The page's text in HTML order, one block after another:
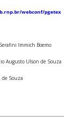
webconf/pgetex
Immich Boemo
Augusto Ulson de Souza
Souza